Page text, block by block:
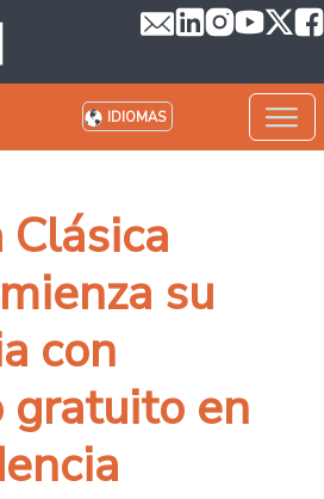
IDIOMAS
su
con
gratuito en